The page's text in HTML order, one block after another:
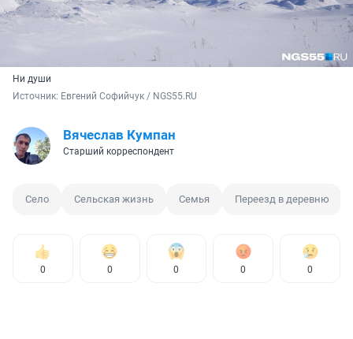
Ни души
Источник: Евгений Софийчук / NGS55.RU
Вячеслав Кумпан
Старший корреспондент
Село Сельская жизнь Семья Переезд в деревню
0 0 0 0 0